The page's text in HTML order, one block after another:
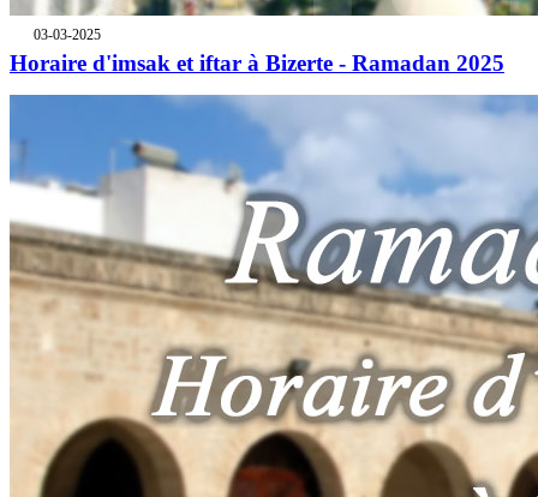
03-03-2025
Horaire d'imsak et iftar à Bizerte - Ramadan 2025